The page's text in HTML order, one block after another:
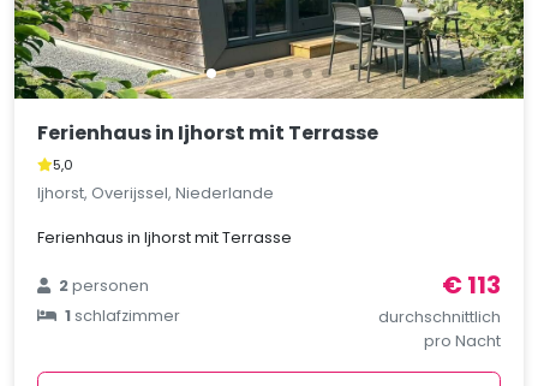
Ferienhaus in Ijhorst mit Terrasse
5,0
Ijhorst, Overijssel, Niederlande
Ferienhaus in Ijhorst mit Terrasse
2personen
1schlafzimmer
€ 113
durchschnittlich
pro Nacht